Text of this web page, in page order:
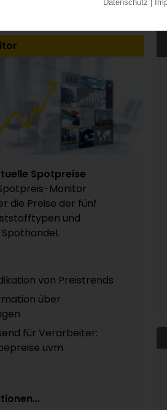
Spotpreise
Monitor
die Preise der fünf
und
von Preistrends
über
für Verarbeiter:
uvm.